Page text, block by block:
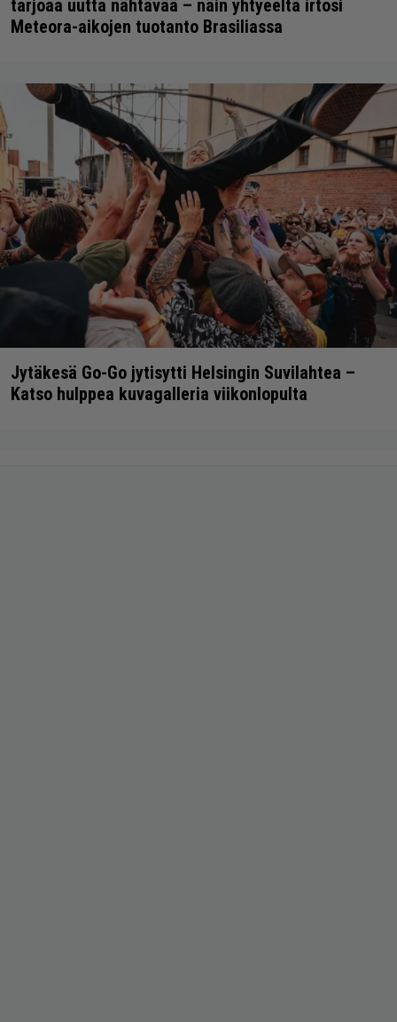
tarjoaa uutta nähtävää – näin yhtyeeltä irtosi
Meteora-aikojen tuotanto Brasiliassa
Jytäkesä Go-Go jytisytti Helsingin Suvilahtea –
Katso hulppea kuvagalleria viikonlopulta